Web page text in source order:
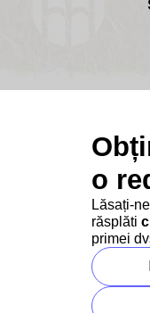
este trăirea
adesea
de
la lumină,
disconfort.
. Aceste persoane
gânditori și minți
o
Lăsați-
răsplăti
primei